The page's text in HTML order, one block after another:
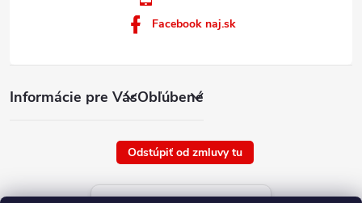
Informácie pre VásObľúbené
Facebook naj.sk
Odstúpiť od zmluvy tu